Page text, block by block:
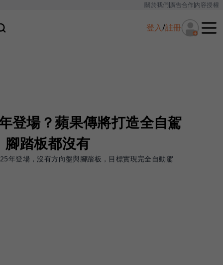
關於我們廣告合作內容授權
登入/註冊
登場？蘋果傳將打造全自駕
腳踏板都沒有
年登場，沒有方向盤與腳踏板，目標實現完全自動駕